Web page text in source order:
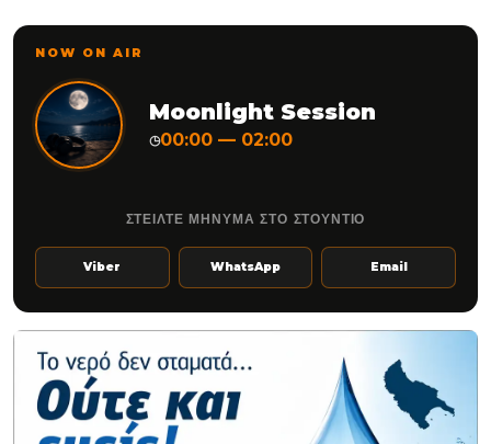
NOW ON AIR
Moonlight Session
◷00:00 — 02:00
ΣΤΕΙΛΤΕ ΜΗΝΥΜΑ ΣΤΟ ΣΤΟΥΝΤΙΟ
Viber WhatsApp Email